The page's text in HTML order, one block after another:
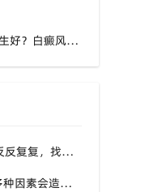
实力推荐-泉州白癜风医院哪个医生好？白癜风症状表现都有什么？
【福建泉州街坊】白斑时好时坏反反复复，找不准诱因，泉州中科白癜风医院帮梳理夏季白斑波动各类诱因
“高温天白斑发痒怎么回事？” 多种因素会造成白斑处瘙痒，泉州中科白癜风医院讲解白斑发痒的处理方式